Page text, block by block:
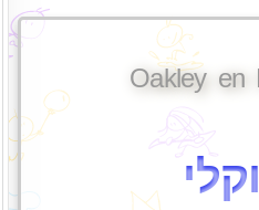
Oakley en